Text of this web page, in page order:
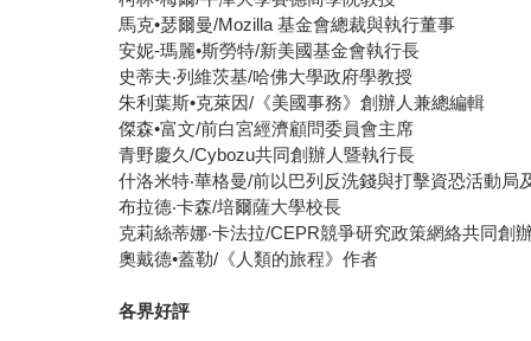
馬克•瑟爾曼/Mozilla 基金會總裁與執行董事
安妮-瑪麗•斯勞特/新美國基金會執行長
史蒂夫‧列維茨基/哈佛大學政府學教授
朱利葉斯•克萊因/《美國事務》創辦人兼總編輯
傑森•富文/前白宮經濟顧問委員會主席
青野慶久/Cybozu共同創辦人暨執行長
什洛米特‧華格曼/前以巴列反洗錢與打擊資恐活動局
布拉德‧卡森/培爾薩大學校長
克莉絲蒂娜‧卡法拉/CEPR競爭研究政策網絡共同創
奧戴德•蓋勒/《人類的旅程》作者
各界好評